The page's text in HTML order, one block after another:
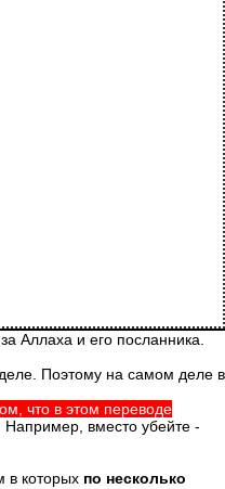
Аллаха и его посланника.
Поэтому на самом деле в
что в этом переводе
вместо убейте -
в которых по несколько